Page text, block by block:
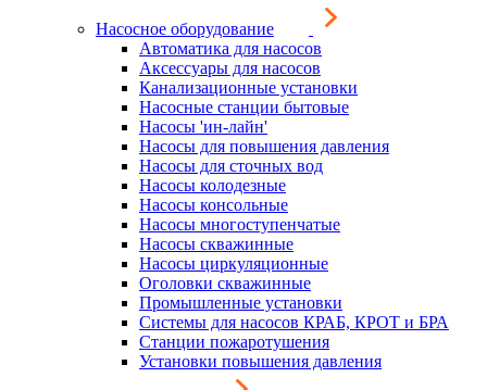
Насосное оборудование
Автоматика для насосов
Аксессуары для насосов
Канализационные установки
Насосные станции бытовые
Насосы 'ин-лайн'
Насосы для повышения давления
Насосы для сточных вод
Насосы колодезные
Насосы консольные
Насосы многоступенчатые
Насосы скважинные
Насосы циркуляционные
Оголовки скважинные
Промышленные установки
Системы для насосов КРАБ, КРОТ и БРА
Станции пожаротушения
Установки повышения давления